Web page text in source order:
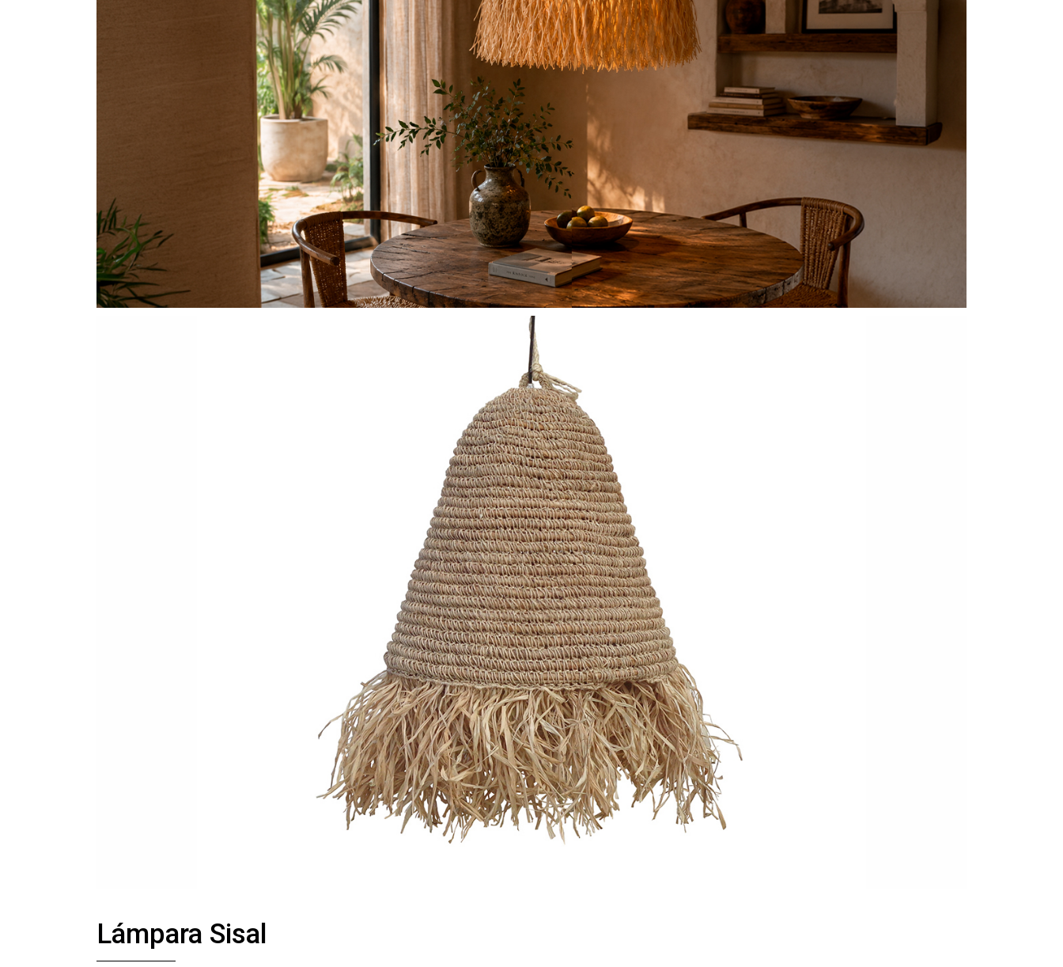
Lámpara Sisal